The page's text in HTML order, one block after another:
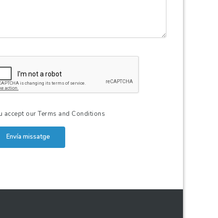
accept ourTerms and Conditions
Envía missatge